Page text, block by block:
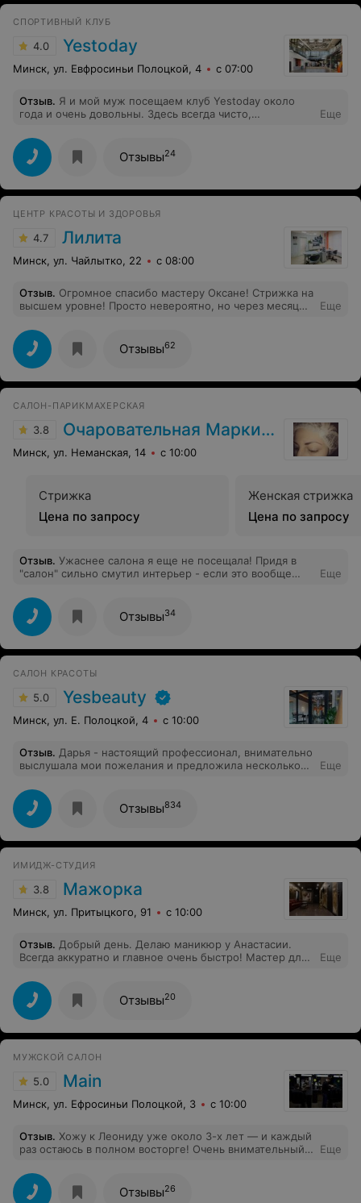
СПОРТИВНЫЙ КЛУБ
4.0 Yestoday
Минск, ул. Евфросиньи Полоцкой, 4 с 07:00
Отзыв. Я и мой муж посещаем клуб Yestoday около
года и очень довольны. Здесь всегда чисто,
приветливый и внимательный персонал. Все
направлено на комфорт клиентов. По нашему мнению-
это лучший спортивный клуб в Минске.
Еще
Отзывы24
ЦЕНТР КРАСОТЫ И ЗДОРОВЬЯ
4.7 Лилита
Минск, ул. Чайлытко, 22 с 08:00
Отзыв. Огромное спасибо мастеру Оксане! Стрижка на
высшем уровне! Просто невероятно, но через месяц
стоящего мастера! Также хочу поблагодарить мастера
по маникюру Кристину! У меня очень близко
расположены сосуды и никому до нее не удавалось
сделать мне маникюр без порезов! Молодец!
Еще
Отзывы62
САЛОН-ПАРИКМАХЕРСКАЯ
3.8 Очаровательная Маркиза
Минск, ул. Неманская, 14 с 10:00
Стрижка
Цена по запросу
Женская стрижка
Цена по запросу
Отзыв. Ужаснее салона я еще не посещала! Придя в
"салон" сильно смутил интерьер - если это вообще
как стричь, стрижка горячими ножницами,
планировала снять немного поврежденных и ровно
состричь сзади, а спереди обновить "лесенку",
сообщила мастеру! Долго ждала вопроса от "мастера",
сколько все же она мне планирует срезать!
Еще
Отзывы34
САЛОН КРАСОТЫ
5.0 Yesbeauty
Минск, ул. Е. Полоцкой, 4 с 10:00
Отзыв. Дарья - настоящий профессионал, внимательно
выслушала мои пожелания и предложила несколько
структуре волос. Стрижка получилась именно такой,
как я ее видела, а укладка по форме держалась весь
день. Атмосфера в салоне была уютной, а сотрудники
дружелюбными, что добавило положительных эмоций
к процессу. Определенно рекомендую этого мастера
отношение к клиенту. Обязательно вернусь снова!
Еще
Отзывы834
ИМИДЖ-СТУДИЯ
3.8 Мажорка
Минск, ул. Притыцкого, 91 с 10:00
Отзыв. Добрый день. Делаю маникюр у Анастасии.
Всегда аккуратно и главное очень быстро! Мастер для
Еще
Отзывы20
МУЖСКОЙ САЛОН
5.0 Main
Минск, ул. Ефросиньи Полоцкой, 3 с 10:00
Отзыв. Хожу к Леониду уже около 3-х лет — и каждый
раз остаюсь в полном восторге! Очень внимательный,
подскажет, что подойдёт именно тебе, и стрижка
получается чётко по форме, без лишних слов.
Атмосфера в барбершопе приятная, уютная —
Еще
Отзывы26